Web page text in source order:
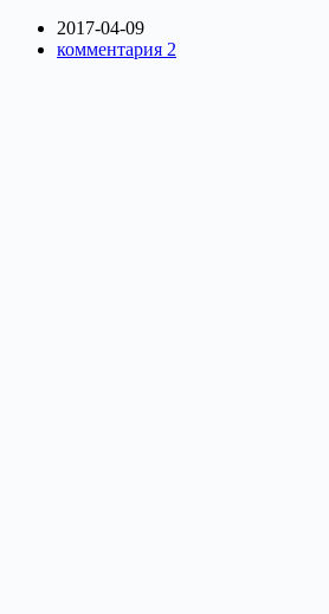
2017-04-09
комментария 2